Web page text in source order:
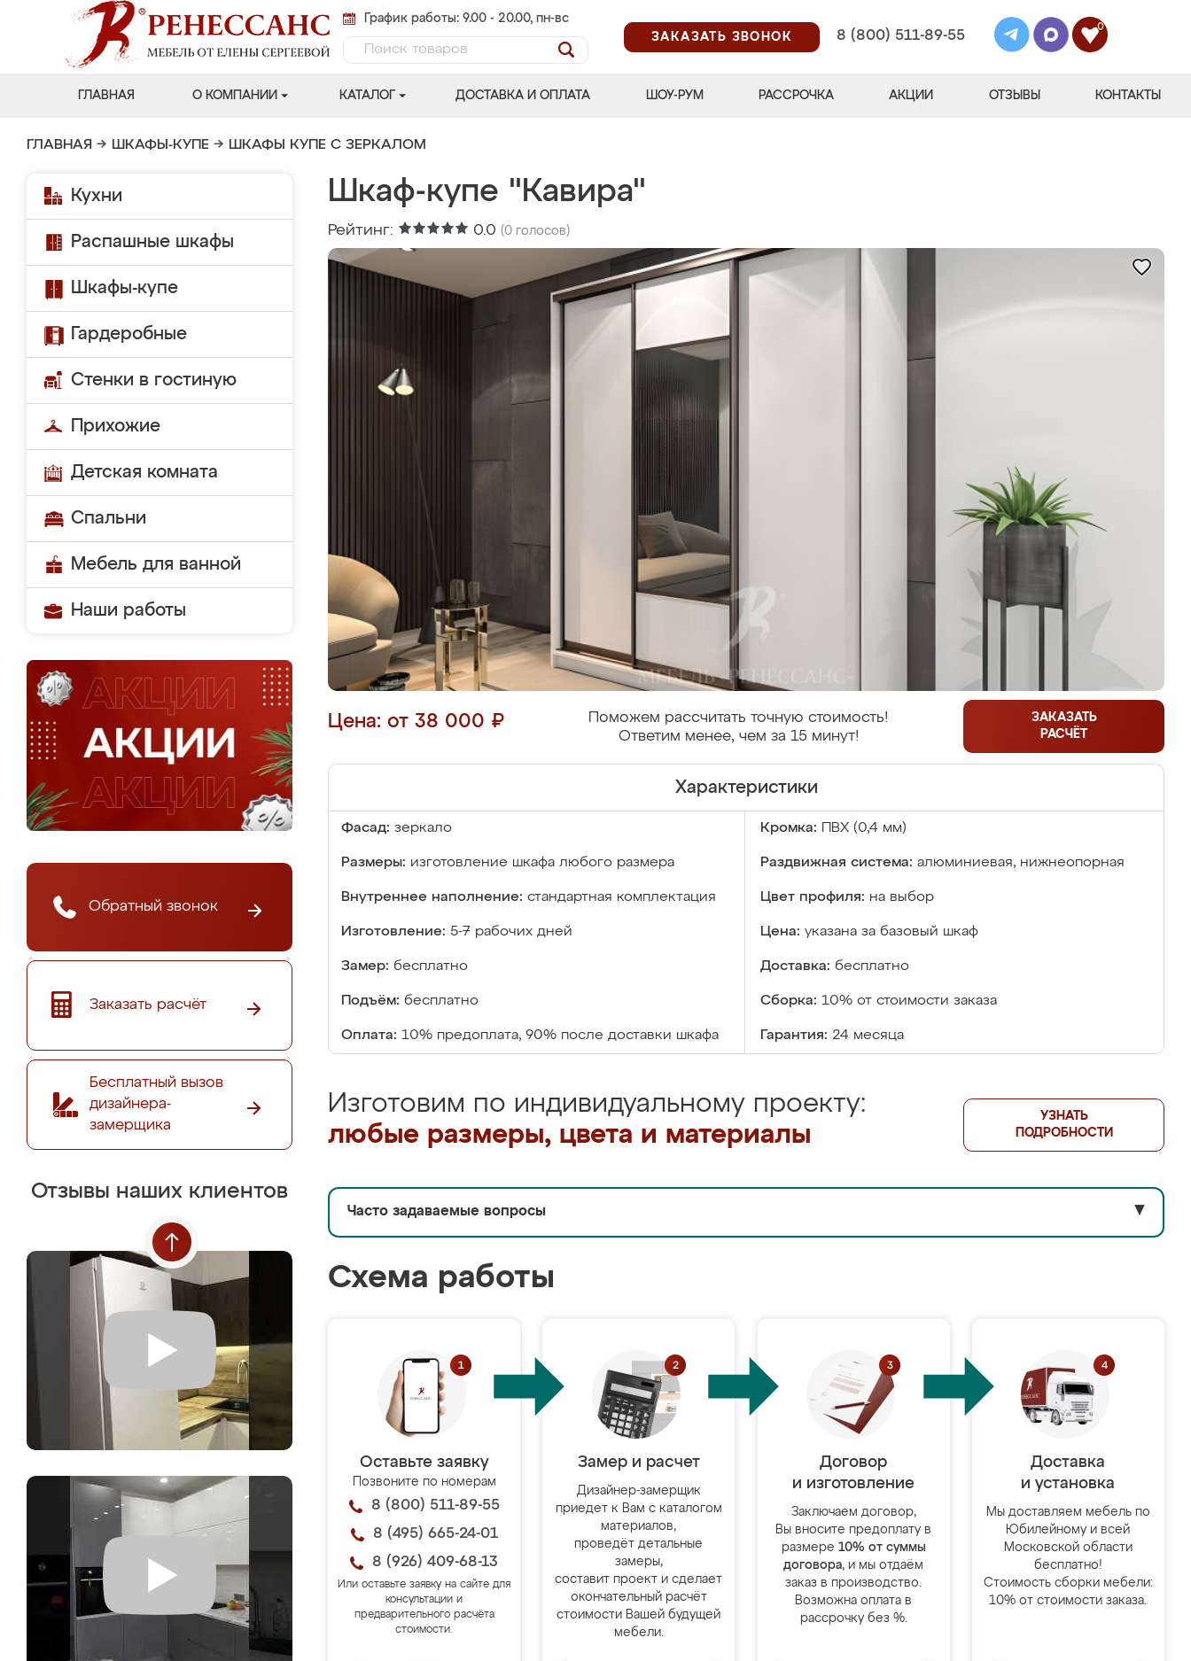
График работы: 9.00 - 20.00, пн-вс
ЗАКАЗАТЬ ЗВОНОК
8 (800) 511-89-55
0
ГЛАВНАЯ О КОМПАНИИ КАТАЛОГ ДОСТАВКА И ОПЛАТА ШОУ-РУМ РАССРОЧКА АКЦИИ ОТЗЫВЫ КОНТАКТЫ
ГЛАВНАЯ → ШКАФЫ-КУПЕ → ШКАФЫ КУПЕ С ЗЕРКАЛОМ
Кухни
Распашные шкафы
Шкафы-купе
Гардеробные
Стенки в гостиную
Прихожие
Детская комната
Спальни
Мебель для ванной
Наши работы
Обратный звонок
Заказать расчёт
Бесплатный вызов
дизайнера-
замерщика
Отзывы наших клиентов
Шкаф-купе "Кавира"
Рейтинг: 0.0 (0 голосов)
Цена: от 38 000 ₽
Поможем рассчитать точную стоимость!
Ответим менее, чем за 15 минут!
ЗАКАЗАТЬ
РАСЧЁТ
Характеристики
Фасад: зеркало Кромка: ПВХ (0,4 мм)
Размеры: изготовление шкафа любого размера Раздвижная система: алюминиевая, нижнеопорная
Внутреннее наполнение: стандартная комплектация Цвет профиля: на выбор
Изготовление: 5-7 рабочих дней Цена: указана за базовый шкаф
Замер: бесплатно Доставка: бесплатно
Подъём: бесплатно Сборка: 10% от стоимости заказа
Оплата: 10% предоплата, 90% после доставки шкафа Гарантия: 24 месяца
Изготовим по индивидуальному проекту:
любые размеры, цвета и материалы
УЗНАТЬ
ПОДРОБНОСТИ
Часто задаваемые вопросы ▼
Схема работы
Оставьте заявку
Позвоните по номерам
8 (800) 511-89-55
8 (495) 665-24-01
8 (926) 409-68-13
Или оставьте заявку на сайте для
консультации и
предварительного расчёта
стоимости.
Замер и расчет
Дизайнер-замерщик
приедет к Вам с каталогом
материалов,
проведёт детальные
замеры,
составит проект и сделает
окончательный расчёт
стоимости Вашей будущей
мебели.
Договор
и изготовление
Заключаем договор,
Вы вносите предоплату в
размере 10% от суммы
договора, и мы отдаём
заказ в производство.
Возможна оплата в
рассрочку без %.
Доставка
и установка
Мы доставляем мебель по
Юбилейному и всей
Московской области
бесплатно!
Стоимость сборки мебели:
10% от стоимости заказа.